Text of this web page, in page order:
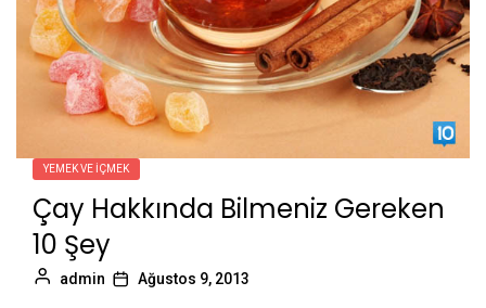
YEMEK VE İÇMEK
Çay Hakkında Bilmeniz Gereken
10 Şey
admin Ağustos 9, 2013